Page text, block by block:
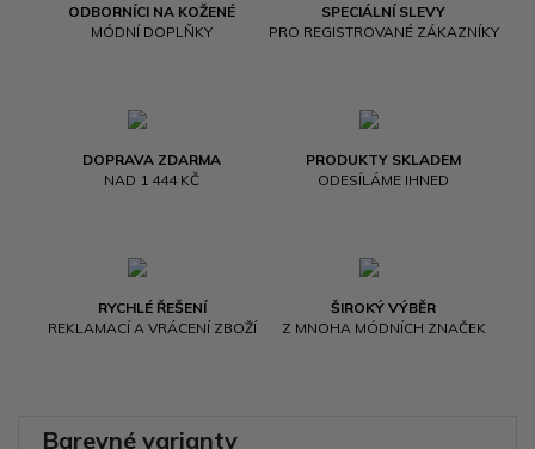
ODBORNÍCI NA KOŽENÉ
MÓDNÍ DOPLŇKY
SPECIÁLNÍ SLEVY
PRO REGISTROVANÉ ZÁKAZNÍKY
DOPRAVA ZDARMA
NAD 1 444 KČ
PRODUKTY SKLADEM
ODESÍLÁME IHNED
RYCHLÉ ŘEŠENÍ
REKLAMACÍ A VRÁCENÍ ZBOŽÍ
ŠIROKÝ VÝBĚR
Z MNOHA MÓDNÍCH ZNAČEK
Barevné varianty